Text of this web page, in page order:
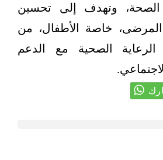
وتهدف إلى تحسين
خاصة الأطفال، من
الصحية مع الدعم